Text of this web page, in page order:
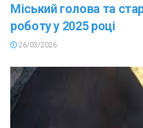
Міський голова та
роботу у 2025 році
26/03/2026